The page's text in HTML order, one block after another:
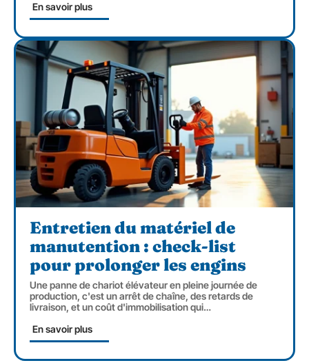
En savoir plus
Entretien du matériel de
manutention : check-list
pour prolonger les engins
Une panne de chariot élévateur en pleine journée de
production, c'est un arrêt de chaîne, des retards de
livraison, et un coût d'immobilisation qui…
En savoir plus